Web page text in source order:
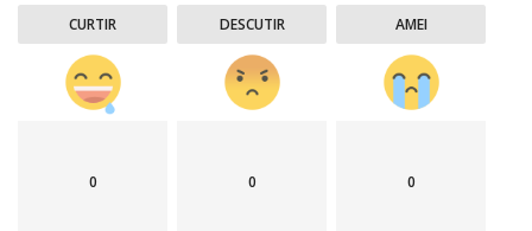
CURTIR DESCUTIR AMEI
0 0 0